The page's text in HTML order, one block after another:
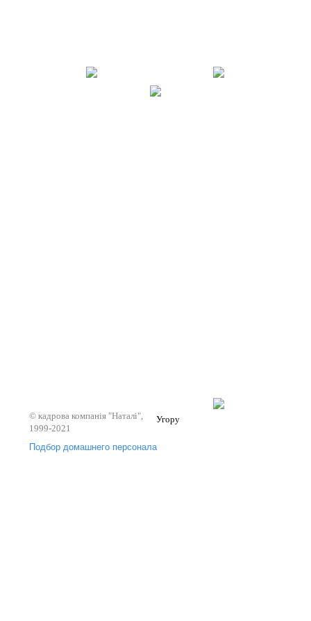
© кадрова компанія "Наталі",
1999-2021
Угору
Подбор домашнего персонала